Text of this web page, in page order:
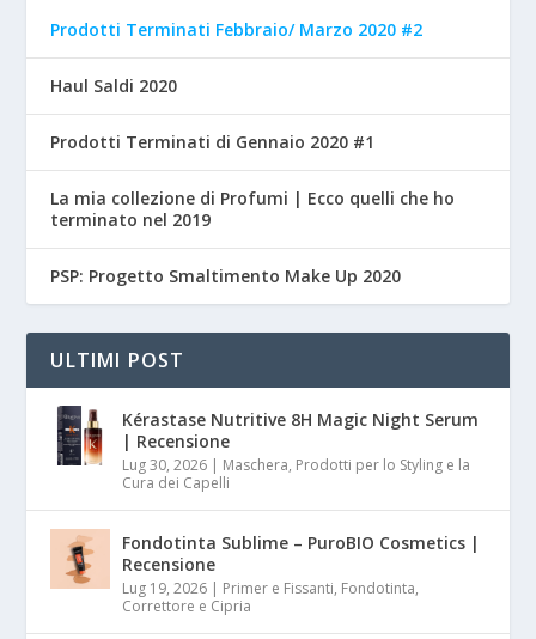
Prodotti Terminati Febbraio/ Marzo 2020 #2
Haul Saldi 2020
Prodotti Terminati di Gennaio 2020 #1
La mia collezione di Profumi | Ecco quelli che ho
terminato nel 2019
PSP: Progetto Smaltimento Make Up 2020
ULTIMI POST
Kérastase Nutritive 8H Magic Night Serum
| Recensione
Lug 30, 2026 | Maschera, Prodotti per lo Styling e la
Cura dei Capelli
Fondotinta Sublime – PuroBIO Cosmetics |
Recensione
Lug 19, 2026 | Primer e Fissanti, Fondotinta,
Correttore e Cipria